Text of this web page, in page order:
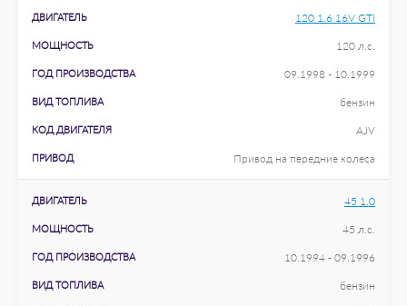
ДВИГАТЕЛЬ 120 1.6 16V GTI
МОЩНОСТЬ 120 л.с.
ГОД ПРОИЗВОДСТВА 09.1998 - 10.1999
ВИД ТОПЛИВА бензин
КОД ДВИГАТЕЛЯ AJV
ПРИВОД Привод на передние колеса
ДВИГАТЕЛЬ 45 1.0
МОЩНОСТЬ 45 л.с.
ГОД ПРОИЗВОДСТВА 10.1994 - 09.1996
ВИД ТОПЛИВА бензин